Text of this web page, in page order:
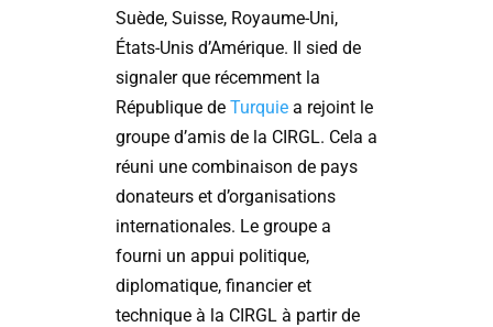
Suède, Suisse, Royaume-Uni,
États-Unis d’Amérique. Il sied de
signaler que récemment la
République de Turquiea rejoint le
groupe d’amis de la CIRGL. Cela a
réuni une combinaison de pays
donateurs et d’organisations
internationales. Le groupe a
fourni un appui politique,
diplomatique, financier et
technique à la CIRGL à partir de